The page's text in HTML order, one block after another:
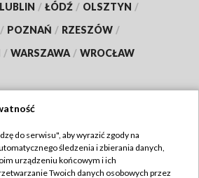
LUBLIN / ŁÓDŹ / OLSZTYN /
/ POZNAŃ / RZESZÓW /
/ WARSZAWA / WROCŁAW
TVP
do serwisu", aby wyrazić zgody na
śledzenia i zbierania danych,
urządzeniu końcowym i ich
Twoich danych osobowych przez